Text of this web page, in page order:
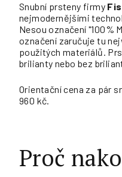
Snubní prsteny firmy
nejmodernějšími
Nesou označení "100%
označení zaručuje tu
použitých materiálů.
brilianty nebo bez
Orientační cena za pár
960 kč.
Proč